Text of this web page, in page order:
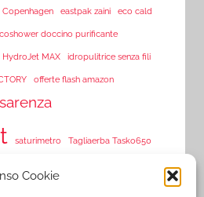
Cookie
Copenhagen eastpak zaini eco cald
doccino purificante
HydroJet MAX idropulitrice senza fili
offerte flash amazon
sarenza
saturimetro Tagliaerba Tasko650